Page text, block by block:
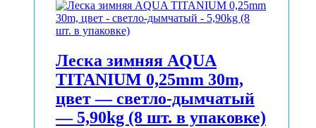
Леска зимняя AQUA
TITANIUM 0,25mm 30m,
цвет — светло-дымчатый
— 5,90kg (8 шт. в упаковке)